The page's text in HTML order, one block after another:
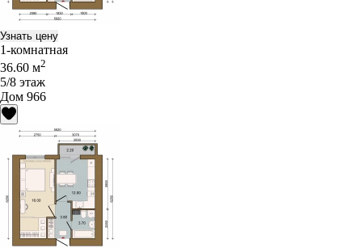
Узнать цену
1-комнатная
36.60 м2
5/8 этаж
Дом 966